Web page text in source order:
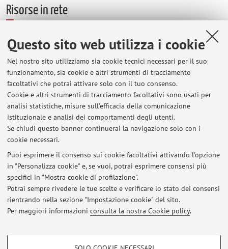
Questo sito web utilizza i cookie
Nel nostro sito utilizziamo sia cookie tecnici necessari per il suo
funzionamento, sia cookie e altri strumenti di tracciamento
facoltativi che potrai attivare solo con il tuo consenso.
Cookie e altri strumenti di tracciamento facoltativi sono usati per
analisi statistiche, misure sull'efficacia della comunicazione
istituzionale e analisi dei comportamenti degli utenti.
Se chiudi questo banner continuerai la navigazione solo con i
cookie necessari.
Puoi esprimere il consenso sui cookie facoltativi attivando l'opzione
in "Personalizza cookie" e, se vuoi, potrai esprimere consensi più
specifici in "Mostra cookie di profilazione".
Potrai sempre rivedere le tue scelte e verificare lo stato dei consensi
rientrando nella sezione "Impostazione cookie" del sito.
Per maggiori informazioni consulta la nostra Cookie policy.
COOKIE DI PROFILAZIONE - FACOLTATIVI
Risorse in rete
Ultimi avvisi
Al momento non sono presenti avvisi.
In evidenza